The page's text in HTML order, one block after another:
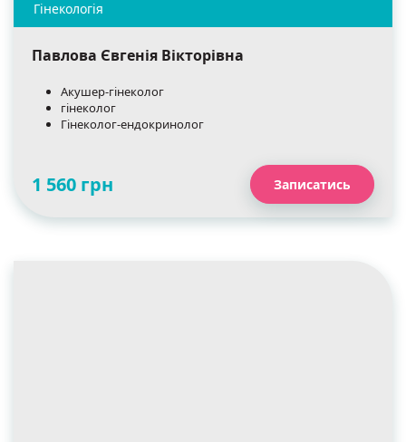
Павлова Євгенія Вікторівна
Акушер-гінеколог
гінеколог
Гінеколог-ендокринолог
1 560 грн Записатись